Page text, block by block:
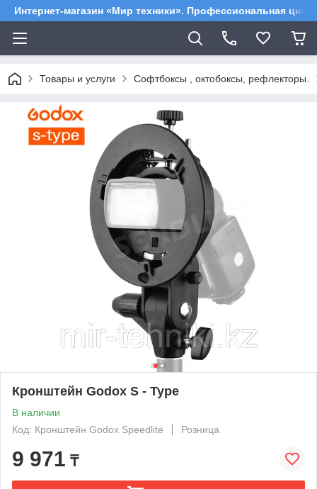
Интернет-магазин «Мир техники». Профессиональная
Товары и услуги Софтбоксы , октобоксы, рефлекторы.
Кронштейн Godox S - Type
В наличии
Код: Кронштейн Godox Speedlite
Розница
9 971 ₸